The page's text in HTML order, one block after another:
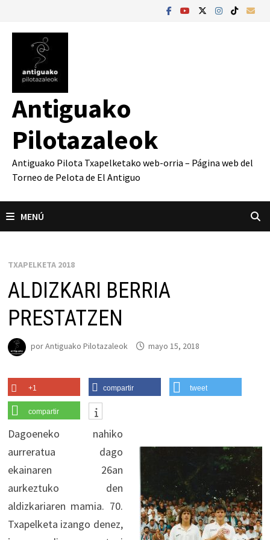
contenido
Antiguako
Pilotazaleok
Antiguako Pilota Txapelketako web-orria – Página web del
Torneo de Pelota de El Antiguo
MENÚ
TXAPELKETA 2018
ALDIZKARI BERRIA
PRESTATZEN
porAntiguako Pilotazaleok mayo 15, 2018
+1 compartir tweet
compartir
Dagoeneko nahiko
aurreratua dago
ekainaren 26an
aurkeztuko den
aldizkariaren mamia. 70.
Txapelketa izango denez,